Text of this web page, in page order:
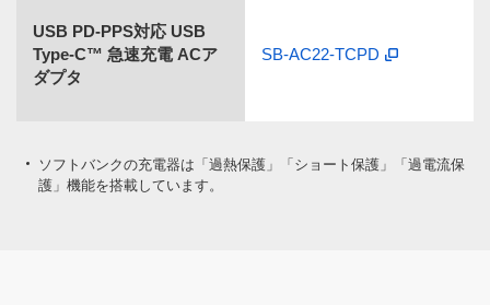
USB PD-PPS対応 USB
Type-C™ 急速充電 ACア
ダプタ
SB-AC22-TCPD
ソフトバンクの充電器は「過熱保護」「ショート保護」「過電流保
護」機能を搭載しています。